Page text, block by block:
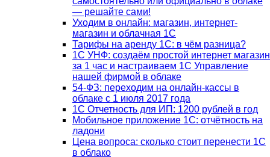
— решайте сами!
Уходим в онлайн: магазин, интернет-
магазин и облачная 1С
Тарифы на аренду 1С: в чём разница?
1С УНФ: создаём простой интернет магазин
за 1 час и настраиваем 1С Управление
нашей фирмой в облаке
54-ФЗ: переходим на онлайн-кассы в
облаке с 1 июля 2017 года
1С Отчетность для ИП: 1200 рублей в год
Мобильное приложение 1С: отчётность на
ладони
Цена вопроса: сколько стоит перенести 1С
в облако